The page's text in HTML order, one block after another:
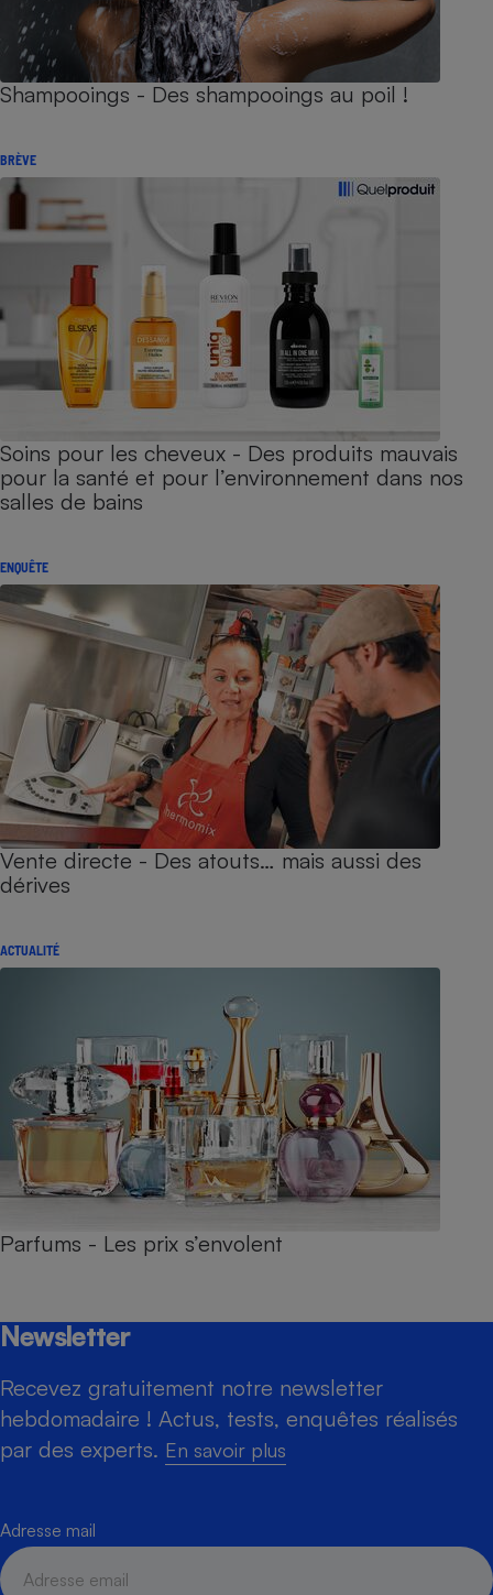
Shampooings - Des shampooings au poil !
BRÈVE
Soins pour les cheveux - Des produits mauvais
pour la santé et pour l’environnement dans nos
salles de bains
ENQUÊTE
Vente directe - Des atouts… mais aussi des
dérives
ACTUALITÉ
Parfums - Les prix s’envolent
Newsletter
Recevez gratuitement notre newsletter
hebdomadaire ! Actus, tests, enquêtes réalisés
par des experts. En savoir plus
Adresse mail